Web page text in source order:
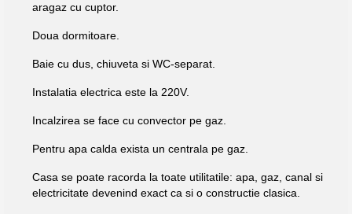
aragaz cu cuptor.
Doua dormitoare.
Baie cu dus, chiuveta si WC-separat.
Instalatia electrica este la 220V.
Incalzirea se face cu convector pe gaz.
Pentru apa calda exista un centrala pe gaz.
Casa se poate racorda la toate utilitatile: apa, gaz, canal si
electricitate devenind exact ca si o constructie clasica.